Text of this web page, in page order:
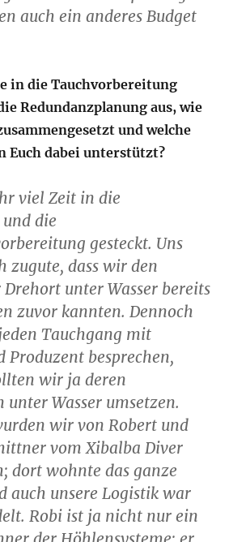
auch ein anderes Budget
in die Tauchvorbereitung
Redundanzplanung aus, wie
und welche
Euch dabei unterstützt?
viel Zeit in die
die
gesteckt. Uns
zugute, dass wir den
unter Wasser bereits
zuvor kannten. Dennoch
Tauchgang mit
Produzent besprechen,
wir ja deren
unter Wasser umsetzen.
wir von Robert und
vom Xibalba Diver
dort wohnte das ganze
auch unsere Logistik war
Robi ist ja nicht nur ein